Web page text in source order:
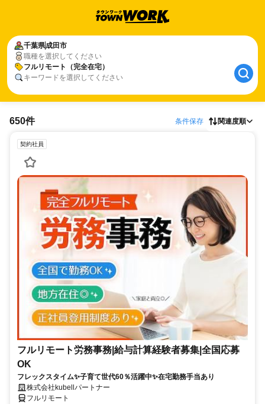
千葉県成田市
職種を選択してください
フルリモート（完全在宅）
キーワードを選択してください
650件 条件保存 関連度順
契約社員
フルリモート労務事務|給与計算経験者募集|全国応募
OK
フレックスタイム✨子育て世代60％活躍中✨在宅勤務手当あり
株式会社kubellパートナー
フルリモート